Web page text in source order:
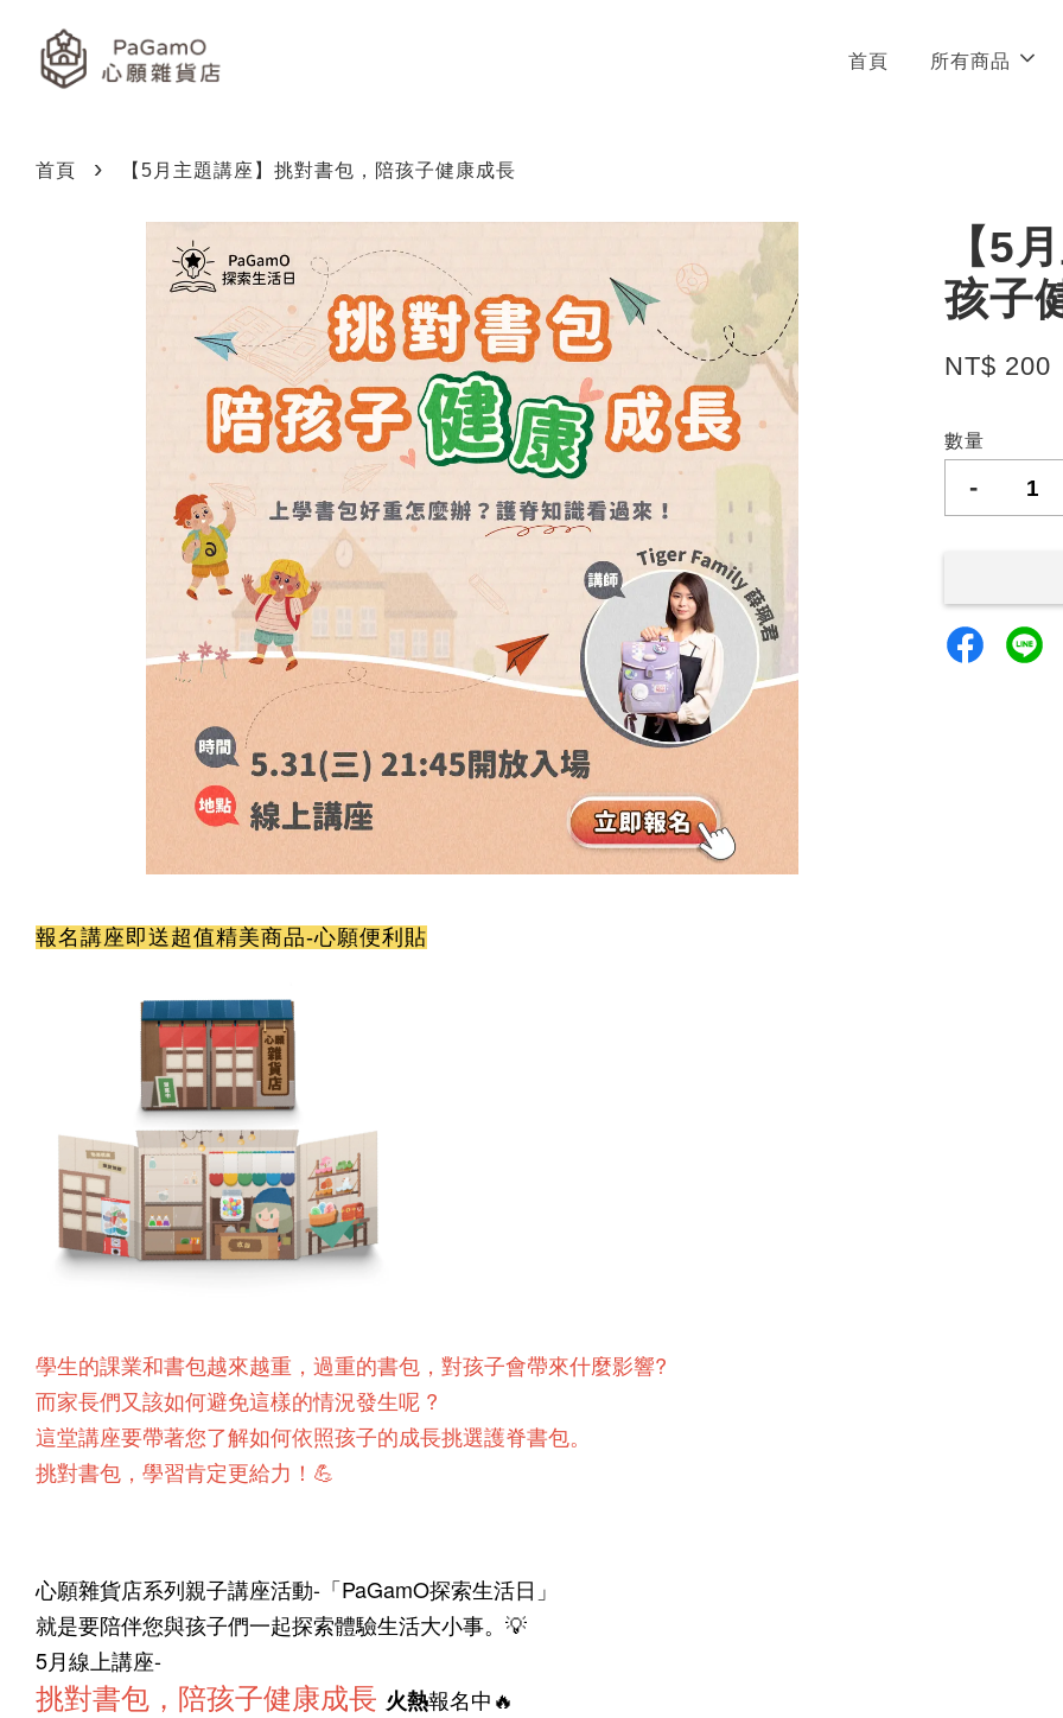
首頁 所有商品
首頁 › 【5月主題講座】挑對書包，陪孩子健康成長
【5
孩子
NT$ 200
數量
-
報名講座即送超值精美商品-心願便利貼
學生的課業和書包越來越重，過重的書包，對孩子會帶來什麼影響?
而家長們又該如何避免這樣的情況發生呢 ?
這堂講座要帶著您了解如何依照孩子的成長挑選護脊書包。
挑對書包，學習肯定更給力！💪
心願雜貨店系列親子講座活動-「PaGamO探索生活日」
就是要陪伴您與孩子們一起探索體驗生活大小事。💡
5月線上講座-
挑對書包，陪孩子健康成長 火熱報名中🔥